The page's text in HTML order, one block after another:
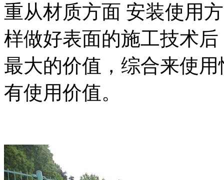
重从材质方面 安装使用
样做好表面的施工技术
最大的价值，综合来使
有使用价值。